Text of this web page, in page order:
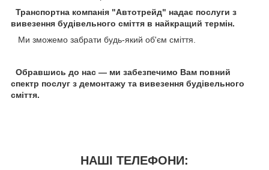
Транспортна компанія "Автотрейд" надає послуги з
вивезення будівельного сміття в найкращий термін.
Ми зможемо забрати будь-який об'єм сміття.
Обравшись до нас — ми забезпечимо Вам повний
спектр послуг з демонтажу та вивезення будівельного
сміття.
НАШІ ТЕЛЕФОНИ: